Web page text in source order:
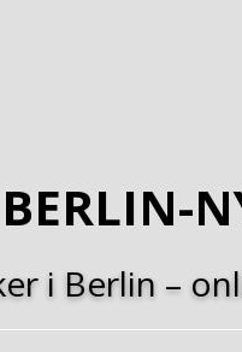
BERLIN-
i Berlin –